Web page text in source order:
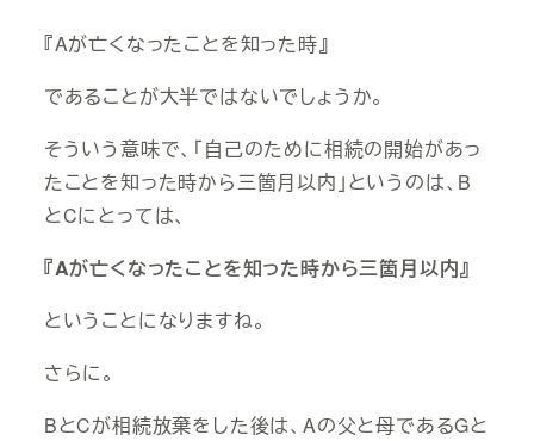
『Aが亡くなったことを知った時』
であることが大半ではないでしょうか。
そういう意味で、「自己のために相続の開始があっ
たことを知った時から三箇月以内」というのは、B
とCにとっては、
『Aが亡くなったことを知った時から三箇月以内』
ということになりますね。
さらに。
BとCが相続放棄をした後は、Aの父と母であるGと